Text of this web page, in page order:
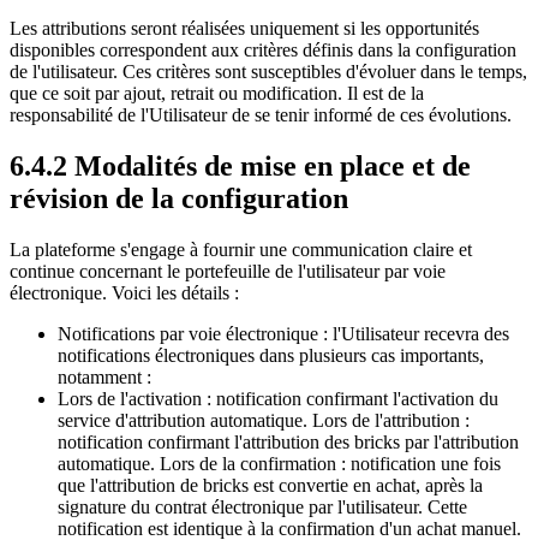
Les attributions seront réalisées uniquement si les opportunités
disponibles correspondent aux critères définis dans la configuration
de l'utilisateur. Ces critères sont susceptibles d'évoluer dans le temps,
que ce soit par ajout, retrait ou modification. Il est de la
responsabilité de l'Utilisateur de se tenir informé de ces évolutions.
6.4.2 Modalités de mise en place et de
révision de la configuration
La plateforme s'engage à fournir une communication claire et
continue concernant le portefeuille de l'utilisateur par voie
électronique. Voici les détails :
Notifications par voie électronique : l'Utilisateur recevra des
notifications électroniques dans plusieurs cas importants,
notamment :
Lors de l'activation : notification confirmant l'activation du
service d'attribution automatique. Lors de l'attribution :
notification confirmant l'attribution des bricks par l'attribution
automatique. Lors de la confirmation : notification une fois
que l'attribution de bricks est convertie en achat, après la
signature du contrat électronique par l'utilisateur. Cette
notification est identique à la confirmation d'un achat manuel.